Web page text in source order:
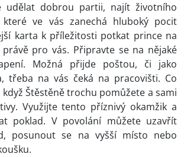
udělat dobrou partii, najít životního
které ve vás zanechá hluboký pocit
karta k příležitosti potkat prince na
pro vás. Připravte se na nějaké
Možná přijde poštou, či jako
třeba na vás čeká na pracovišti. Co
Štěstěně trochu pomůžete a sami
Využijte tento příznivý okamžik a
poklad. V povolání můžete uzavřít
posunout se na vyšší místo nebo